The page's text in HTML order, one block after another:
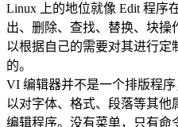
Linux 上的地位就像 Edit 程序
出、删除、查找、替换、块
以根据自己的需要对其进行定
的。
VI 编辑器并不是一个排版程序
以对字体、格式、段落等其
编辑程序。没有菜单，只有命